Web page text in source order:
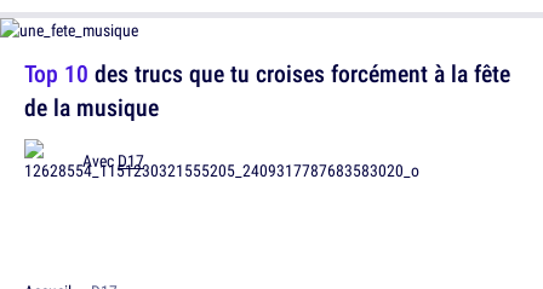
Top 10 des trucs que tu croises forcément à la fête
de la musique
AvecD17